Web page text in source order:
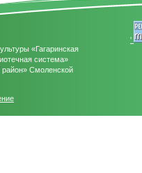
«Гагаринская
система»
район» Смоленской
'